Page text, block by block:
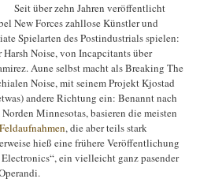
Seit über zehn Jahren veröffentlicht
New Forces zahllose Künstler und
Spielarten des Postindustrials spielen:
Noise, von Incapcitants über
Aune selbst macht als Breaking The
Noise, mit seinem Projekt Kjostad
andere Richtung ein: Benannt nach
Minnesotas, basieren die meisten
,die aber teils stark
hieß eine frühere Veröffentlichung
ein vielleicht ganz pasender